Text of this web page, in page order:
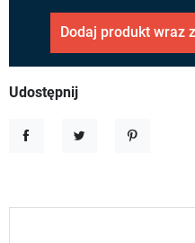
Dodaj produkt wraz
Udostępnij